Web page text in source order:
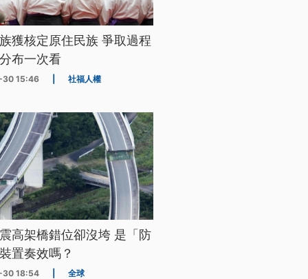
獲核定原住民族 爭取過程
布一次看
15:46 社福人權
高架橋錯位卻沒垮 是「防
置奏效嗎？
18:54 全球